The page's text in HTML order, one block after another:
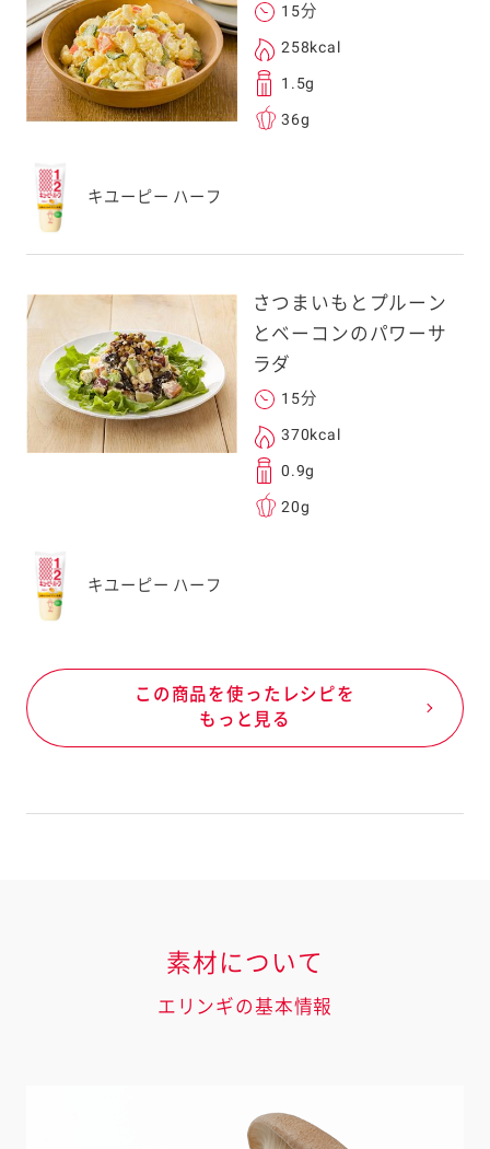
15分
258kcal
1.5g
36g
キユーピー ハーフ
さつまいもとプルーン
とベーコンのパワーサ
ラダ
15分
370kcal
0.9g
20g
キユーピー ハーフ
この商品を使ったレシピを
もっと見る
素材について
エリンギの基本情報